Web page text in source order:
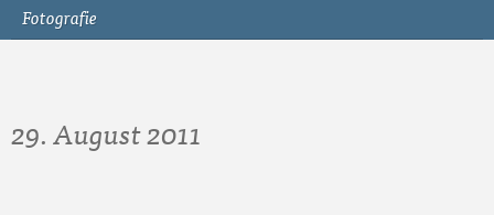
Fotografie
29. August 2011